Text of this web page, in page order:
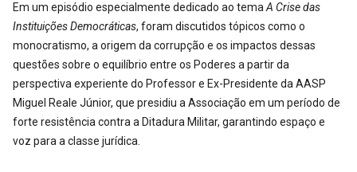
Em um episódio especialmente dedicado ao tema A Crise das
Instituições Democráticas, foram discutidos tópicos como o
monocratismo, a origem da corrupção e os impactos dessas
questões sobre o equilíbrio entre os Poderes a partir da
perspectiva experiente do Professor e Ex-Presidente da AASP
Miguel Reale Júnior, que presidiu a Associação em um período de
forte resistência contra a Ditadura Militar, garantindo espaço e
voz para a classe jurídica.